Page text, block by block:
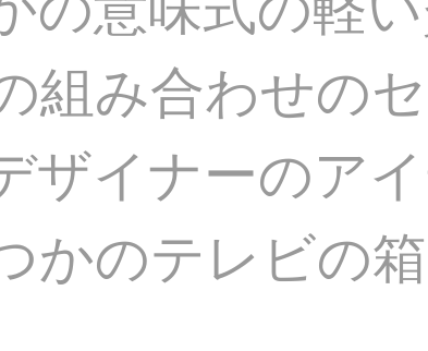
組み合わせの
ザイナーのア
かのテレビの